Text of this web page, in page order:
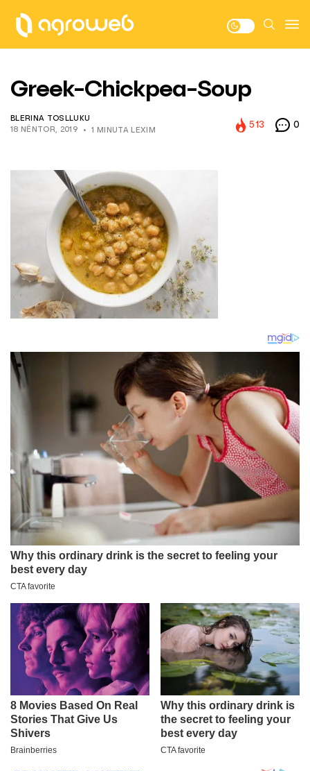
Greek-Chickpea-Soup
BLERINA TOSLLUKU
18 NËNTOR, 2019
1 MINUTA LEXIM
513 0